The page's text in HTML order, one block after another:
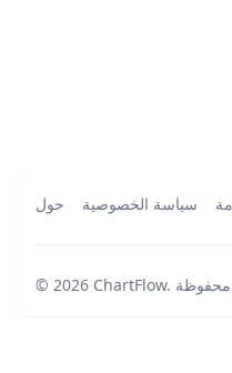
حول سياسة الخصوصية
© 2026 ChartFlow. محفوظة